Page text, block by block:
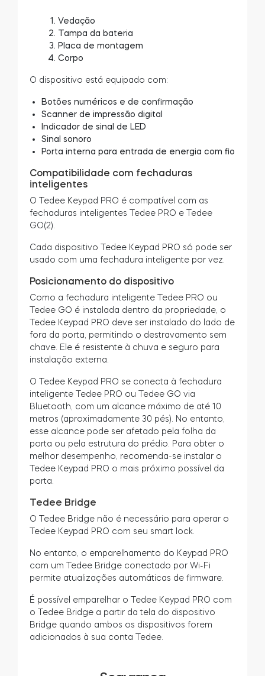
Vedação
Tampa da bateria
Placa de montagem
Corpo
O dispositivo está equipado com:
Botões numéricos e de confirmação
Scanner de impressão digital
Indicador de sinal de LED
Sinal sonoro
Porta interna para entrada de energia com fio
Compatibilidade com fechaduras
inteligentes
O Tedee Keypad PRO é compatível com as
fechaduras inteligentes Tedee PRO e Tedee
GO(2).
Cada dispositivo Tedee Keypad PRO só pode ser
usado com uma fechadura inteligente por vez.
Posicionamento do dispositivo
Como a fechadura inteligente Tedee PRO ou
Tedee GO é instalada dentro da propriedade, o
Tedee Keypad PRO deve ser instalado do lado de
fora da porta, permitindo o destravamento sem
chave. Ele é resistente à chuva e seguro para
instalação externa.
O Tedee Keypad PRO se conecta à fechadura
inteligente Tedee PRO ou Tedee GO via
Bluetooth, com um alcance máximo de até 10
metros (aproximadamente 30 pés). No entanto,
esse alcance pode ser afetado pela folha da
porta ou pela estrutura do prédio. Para obter o
melhor desempenho, recomenda-se instalar o
Tedee Keypad PRO o mais próximo possível da
porta.
Tedee Bridge
O Tedee Bridge não é necessário para operar o
Tedee Keypad PRO com seu smart lock.
No entanto, o emparelhamento do Keypad PRO
com um Tedee Bridge conectado por Wi-Fi
permite atualizações automáticas de firmware.
É possível emparelhar o Tedee Keypad PRO com
o Tedee Bridge a partir da tela do dispositivo
Bridge quando ambos os dispositivos forem
adicionados à sua conta Tedee.